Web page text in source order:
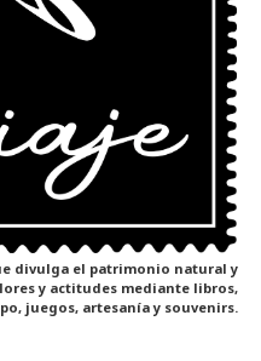
divulga el patrimonio natural y
y actitudes mediante libros,
juegos, artesanía y souvenirs.